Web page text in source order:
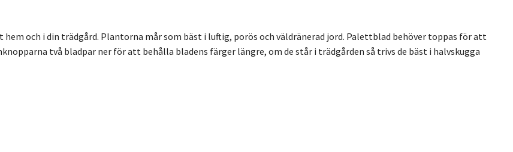
och i din trädgård. Plantorna mår som bäst i luftig, porös och väldränerad jord. Palettblad behöver toppas för att
två bladpar ner för att behålla bladens färger längre, om de står i trädgården så trivs de bäst i halvskugga